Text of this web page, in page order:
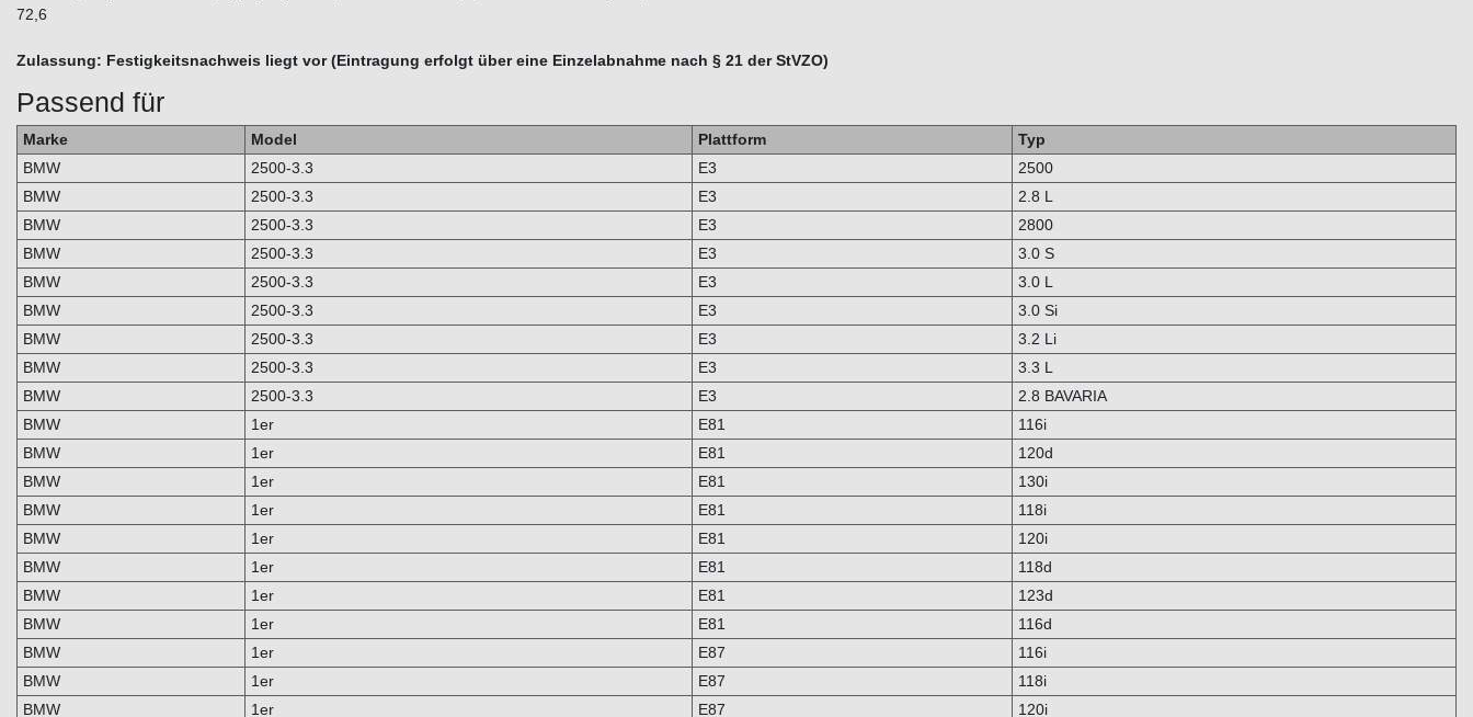
72,6
Zulassung: Festigkeitsnachweis liegt vor (Eintragung erfolgt über eine Einzelabnahme nach § 21 der StVZO)
Passend für
Marke Model Plattform
Typ
BMW
2500-3.3 E3
2500
BMW
2500-3.3 E3
2.8 L
BMW
2500-3.3 E3
2800
BMW
2500-3.3 E3
3.0 S
BMW
2500-3.3 E3
3.0 L
BMW
2500-3.3 E3
3.0 Si
BMW
2500-3.3 E3
3.2 Li
BMW
2500-3.3 E3
3.3 L
BMW
2500-3.3 E3
2.8 BAVARIA
BMW
1er E81
116i
BMW
1er E81
120d
BMW
1er E81
130i
BMW
1er E81
118i
BMW
1er E81
120i
BMW
1er E81
118d
BMW
1er E81
123d
BMW
1er E81
116d
BMW
1er E87
116i
BMW
1er E87
118i
BMW
1er E87 120i